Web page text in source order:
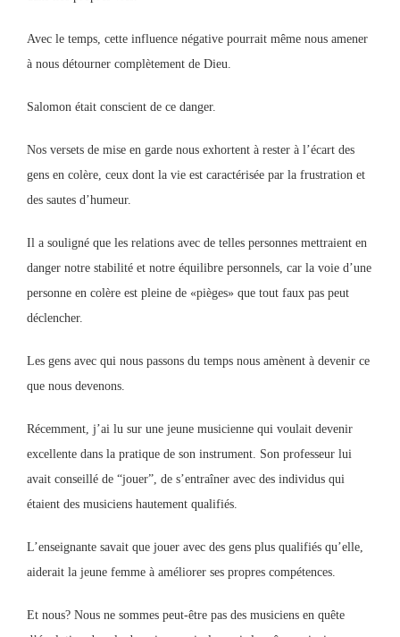
Avec le temps, cette influence négative pourrait même nous amener
à nous détourner complètement de Dieu.
Salomon était conscient de ce danger.
Nos versets de mise en garde nous exhortent à rester à l’écart des
gens en colère, ceux dont la vie est caractérisée par la frustration et
des sautes d’humeur.
Il a souligné que les relations avec de telles personnes mettraient en
danger notre stabilité et notre équilibre personnels, car la voie d’une
personne en colère est pleine de «pièges» que tout faux pas peut
déclencher.
Les gens avec qui nous passons du temps nous amènent à devenir ce
que nous devenons.
Récemment, j’ai lu sur une jeune musicienne qui voulait devenir
excellente dans la pratique de son instrument. Son professeur lui
avait conseillé de “jouer”, de s’entraîner avec des individus qui
étaient des musiciens hautement qualifiés.
L’enseignante savait que jouer avec des gens plus qualifiés qu’elle,
aiderait la jeune femme à améliorer ses propres compétences.
Et nous? Nous ne sommes peut-être pas des musiciens en quête